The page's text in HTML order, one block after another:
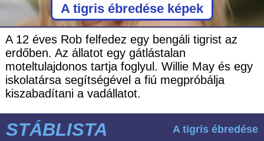
A tigris ébredése képek
A 12 éves Rob felfedez egy bengáli tigrist az
erdőben. Az állatot egy gátlástalan
moteltulajdonos tartja foglyul. Willie May és egy
iskolatársa segítségével a fiú megpróbálja
kiszabadítani a vadállatot.
STÁBLISTA A tigris ébredése